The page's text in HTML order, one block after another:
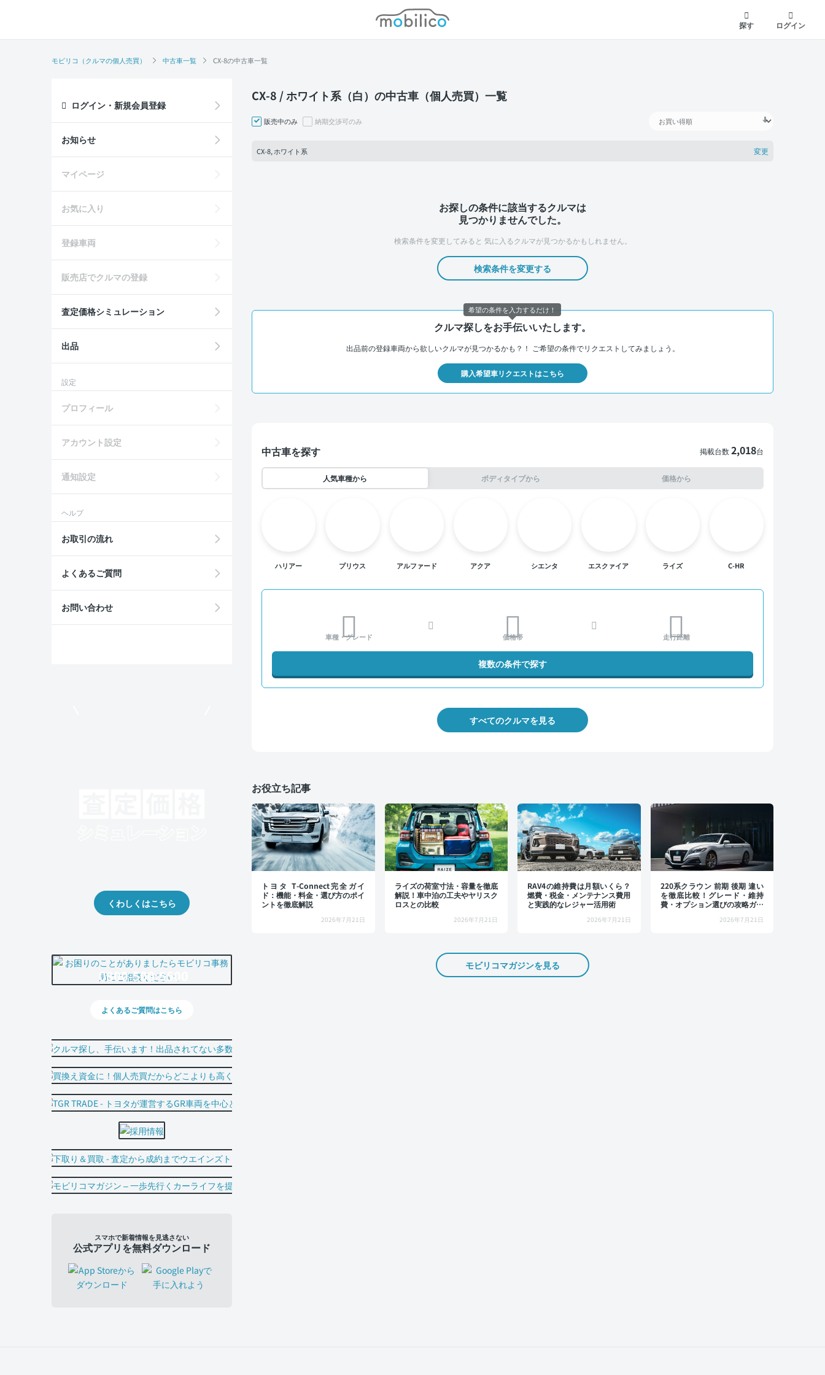
モビリコ
探す
ログイン
モビリコ（クルマの個人売買） 中古車一覧 CX-8の中古車一覧
CX-8 / ホワイト系（白）の中古車（個人売買）一覧
販売中のみ 納期交渉可のみ
CX-8, ホワイト系 変更
お探しの条件に該当するクルマは
見つかりませんでした。
検索条件を変更してみると 気に入るクルマが見つかるかもしれません。
検索条件を変更する
クルマ探しをお手伝いいたします。
出品前の登録車両から欲しいクルマが見つかるかも？！ ご希望の条件でリクエストしてみましょう。
購入希望車リクエストはこちら
中古車を探す 掲載台数2,018台
人気車種から ボディタイプから 価格から
ハリアー プリウス アルファード アクア シエンタ エスクァイア ライズ C-HR
車種・グレード 価格帯 走行距離
複数の条件で探す
すべてのクルマを見る
お役立ち記事
トヨタ T-Connect完全ガイ
ド：機能・料金・選び方のポイ
ントを徹底解説
2026年7月21日
ライズの荷室寸法・容量を徹底
解説！車中泊の工夫やヤリスク
ロスとの比較
2026年7月21日
RAV4の維持費は月額いくら？
燃費・税金・メンテナンス費用
と実践的なレジャー活用術
2026年7月21日
220系クラウン 前期 後期 違い
を徹底比較！グレード・維持
費・オプション選びの攻略ガイ
2026年7月21日
モビリコマガジンを見る
ログイン・新規会員登録
お知らせ
マイページ
お気に入り
登録車両
販売店でクルマの登録
査定価格シミュレーション
出品
設定
プロフィール
アカウント設定
通知設定
ヘルプ
お取引の流れ
よくあるご質問
お問い合わせ
くわしくはこちら
0800-500-5500
よくあるご質問はこちら
スマホで新着情報を見逃さない
公式アプリを無料ダウンロード
希望の条件を入力するだけ！